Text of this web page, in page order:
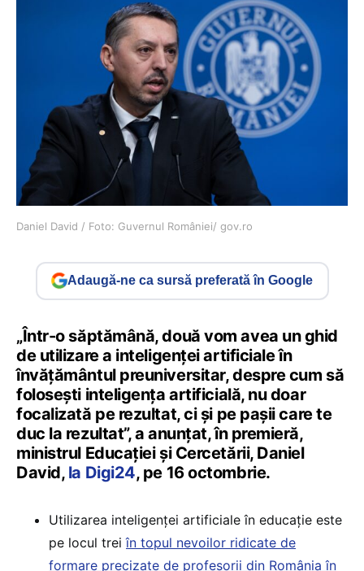
Daniel David / Foto: Guvernul României/ gov.ro
Adaugă-ne ca sursă preferată în Google
„Într-o săptămână, două vom avea un ghid
de utilizare a inteligenței artificiale în
învățământul preuniversitar, despre cum să
folosești inteligența artificială, nu doar
focalizată pe rezultat, ci și pe pașii care te
duc la rezultat”, a anunțat, în premieră,
ministrul Educației și Cercetării, Daniel
David, la Digi24, pe 16 octombrie.
Utilizarea inteligenței artificiale în educație este
pe locul treiîn topul nevoilor ridicate de
formare precizate de profesorii din România în